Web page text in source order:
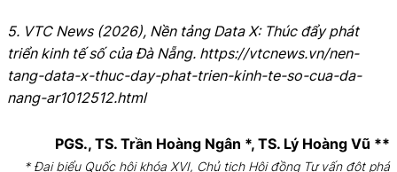
5. VTC News (2026), Nền tảng Data X: Thúc đẩy phát
triển kinh tế số của Đà Nẵng. https://vtcnews.vn/nen-
tang-data-x-thuc-day-phat-trien-kinh-te-so-cua-da-
nang-ar1012512.html
PGS., TS. Trần Hoàng Ngân *, TS. Lý Hoàng Vũ **
* Đại biểu Quốc hội khóa XVI, Chủ tịch Hội đồng Tư vấn đột phá